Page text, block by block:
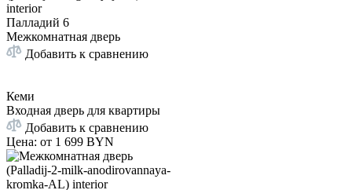
Палладий 6
Межкомнатная дверь
Добавить к сравнению
Кеми
Входная дверь для квартиры
Добавить к сравнению
Цена: от 1 699 BYN